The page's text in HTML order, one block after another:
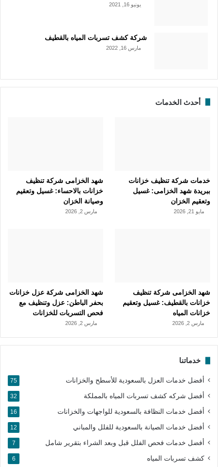
يونيو 16, 2021
شركة كشف تسربات المياه بالقطيف
مارس 16, 2022
أحدث الخدمات
خدمات شركة تنظيف خزانات
ببريدة شهد الخزامى: غسيل
وتعقيم الخزان
مايو 21, 2026
شهد الخزامى شركة تنظيف
خزانات بالاحساء: غسيل وتعقيم
وصيانة الخزان
مارس 2, 2026
شهد الخزامى شركة تنظيف
خزانات بالقطيف: غسيل وتعقيم
خزانات المياه
مارس 2, 2026
شهد الخزامى شركة عزل خزانات
بحفر الباطن: عزل وتنظيف مع
فحص التسربات للخزانات
مارس 2, 2026
خدماتنا
أفضل خدمات العزل بالسعودية للأسطح والخزانات 75
أفضل شركه كشف تسربات المياه بالمملكة 32
أفضل خدمات النظافة بالسعودية للواجهات والخزانات 16
أفضل خدمات الصيانة بالسعودية للفلل والمباني 12
أفضل خدمات فحص الفلل قبل وبعد الشراء بتقرير شامل 7
كشف تسربات المياه 6